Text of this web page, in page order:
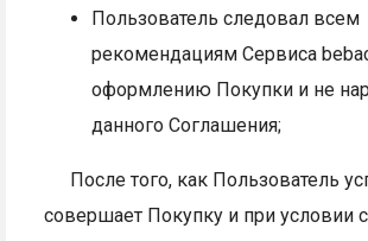
Пользователь следовал всем
рекомендациям Сервиса
оформлению Покупки и не
данного Соглашения;
После того, как Пользователь
совершает Покупку и при условии